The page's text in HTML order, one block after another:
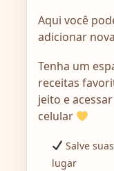
Aqui você
adicionar
Tenha um
receitas
jeito e
celular
Salve
lugar